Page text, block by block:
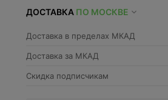
ДОСТАВКА ПО МОСКВЕ
Доставка в пределах МКАД
Доставка за МКАД
Скидка подписчикам